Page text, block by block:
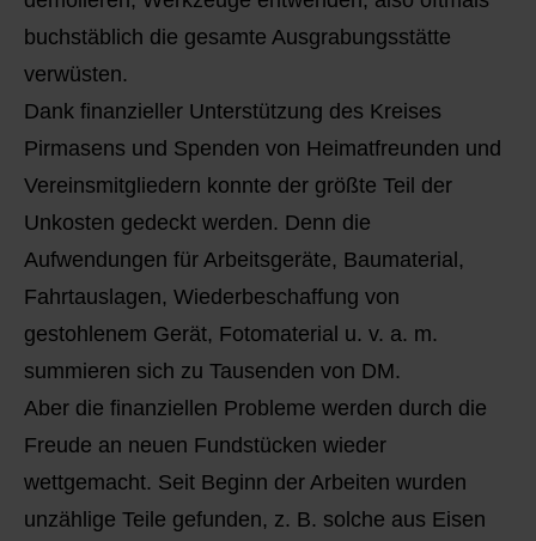
buchstäblich die gesamte Ausgrabungsstätte
verwüsten.
Dank finanzieller Unterstützung des Kreises
Pirmasens und Spenden von Heimatfreunden und
Vereinsmitgliedern konnte der größte Teil der
Unkosten gedeckt werden. Denn die
Aufwendungen für Arbeitsgeräte, Baumaterial,
Fahrtauslagen, Wiederbeschaffung von
gestohlenem Gerät, Fotomaterial u. v. a. m.
summieren sich zu Tausenden von DM.
Aber die finanziellen Probleme werden durch die
Freude an neuen Fundstücken wieder
wettgemacht. Seit Beginn der Arbeiten wurden
unzählige Teile gefunden, z. B. solche aus Eisen